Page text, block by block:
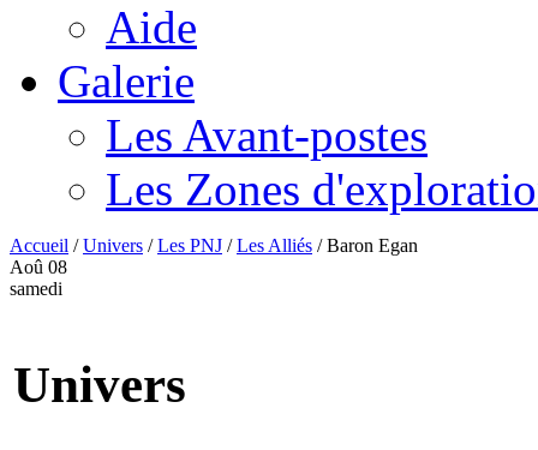
Aide
Galerie
Les Avant-postes
Les Zones
Accueil /Univers /Les PNJ /Les Alliés /Baron Egan
Aoû 08
samedi
Univers